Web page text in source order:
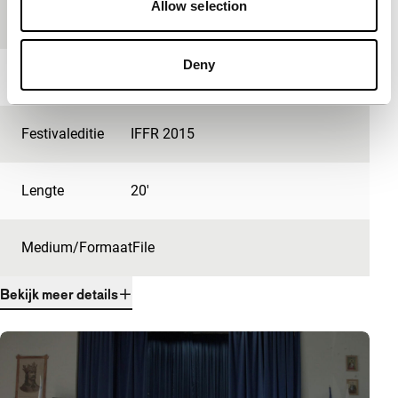
Allow selection
Deny
Festivaleditie IFFR 2015
Lengte 20'
Medium/FormaatFile
Bekijk meer details